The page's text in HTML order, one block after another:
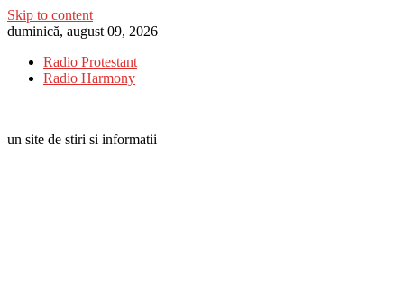
Skip to content
duminică, august 09, 2026
Radio Protestant
Radio Harmony
un site de stiri si informatii